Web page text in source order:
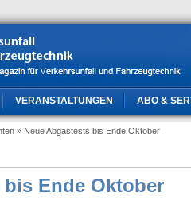
VERANSTALTUNGEN ABO &
» Neue Abgastests bis Ende Oktober
bis Ende Oktober